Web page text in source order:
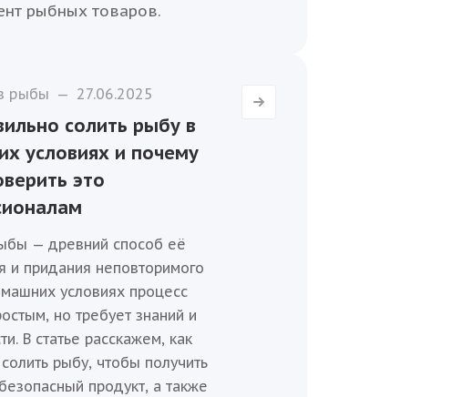
рыбных товаров.
рыбы — 27.06.2025
солить рыбу в
условиях и почему
это
— древний способ её
и придания неповторимого
условиях процесс
но требует знаний и
В статье расскажем, как
рыбу, чтобы получить
продукт, а также